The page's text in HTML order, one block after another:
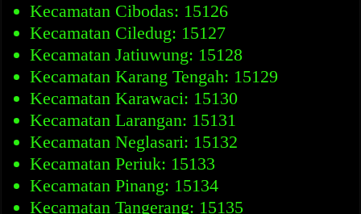
Kecamatan Cibodas: 15126
Kecamatan Ciledug: 15127
Kecamatan Jatiuwung: 15128
Kecamatan Karang Tengah: 15129
Kecamatan Karawaci: 15130
Kecamatan Larangan: 15131
Kecamatan Neglasari: 15132
Kecamatan Periuk: 15133
Kecamatan Pinang: 15134
Kecamatan Tangerang: 15135